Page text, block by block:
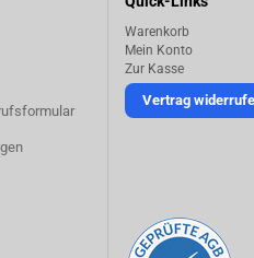
Warenkorb
Mein Konto
Zur Kasse
Vertrag